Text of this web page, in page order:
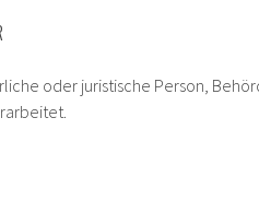
oder juristische Person,